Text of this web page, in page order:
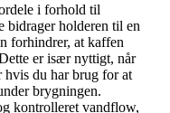
i forhold til
bidrager holderen til en
forhindrer, at kaffen
er især nyttigt, når
du har brug for at
brygningen.
kontrolleret vandflow,